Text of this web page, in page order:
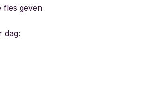
fles geven.
dag: